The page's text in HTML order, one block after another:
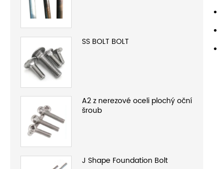
SS BOLT BOLT
A2 z nerezové oceli plochý oční
šroub
J Shape Foundation Bolt